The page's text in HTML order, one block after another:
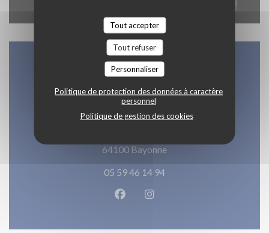
Tout accepter
Tout refuser
Personnaliser
Politique de protection des données à caractère
personnel
Politique de gestion des cookies
Accès/Contact
64100 Bayonne((ouvre une nouvelle
05 59 46 14 94
Facebook ((ouvre une
Instagram ((ouvre une